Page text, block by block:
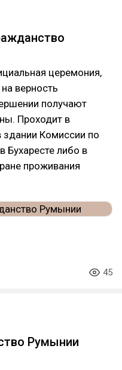
церемония,
верность
получают
Проходит в
здании Комиссии по
Бухаресте либо в
проживания
45
Румынии